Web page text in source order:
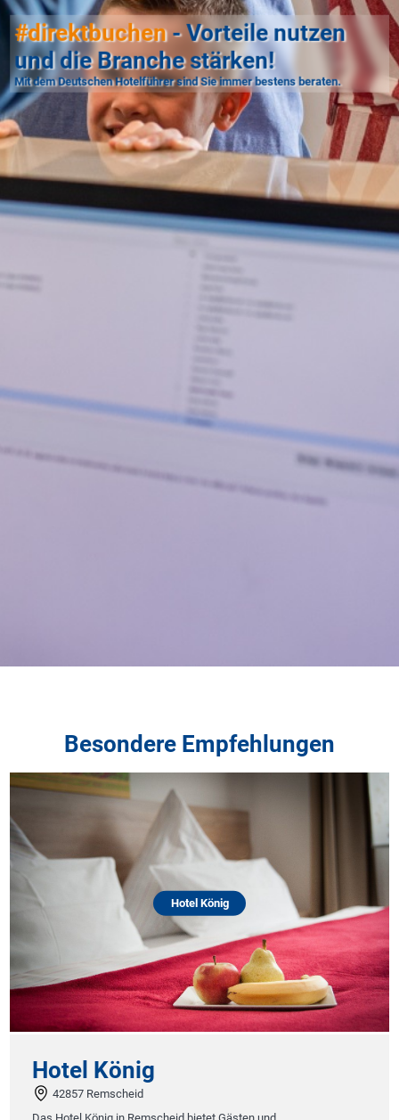
#direktbuchen- Vorteile nutzen
und die Branche stärken!
Mit dem Deutschen Hotelführer sind Sie immer bestens beraten.
Besondere Empfehlungen
Hotel König
Hotel König
42857 Remscheid